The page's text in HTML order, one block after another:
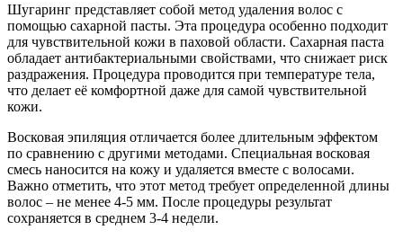
Шугаринг представляет собой метод удаления волос с
помощью сахарной пасты. Эта процедура особенно подходит
для чувствительной кожи в паховой области. Сахарная паста
обладает антибактериальными свойствами, что снижает риск
раздражения. Процедура проводится при температуре тела,
что делает её комфортной даже для самой чувствительной
кожи.
Восковая эпиляция отличается более длительным эффектом
по сравнению с другими методами. Специальная восковая
смесь наносится на кожу и удаляется вместе с волосами.
Важно отметить, что этот метод требует определенной длины
волос – не менее 4-5 мм. После процедуры результат
сохраняется в среднем 3-4 недели.